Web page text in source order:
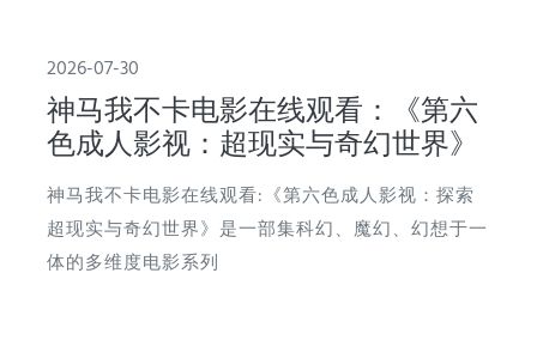
2026-07-30
神马我不卡电影在线观看：《第六
色成人影视：超现实与奇幻世界》
神马我不卡电影在线观看:《第六色成人影视：探索
超现实与奇幻世界》是一部集科幻、魔幻、幻想于一
体的多维度电影系列